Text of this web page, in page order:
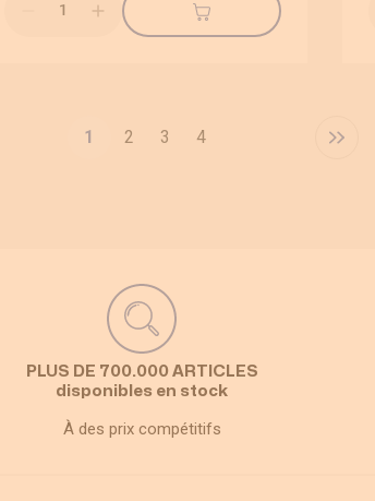
Vous lisez actuellement la page
1 Page
2 Page
3 Page
4
PLUS DE 700.000 ARTICLES
disponibles en stock
À des prix compétitifs